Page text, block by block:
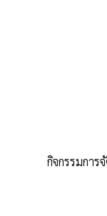
กิจกรรมการ